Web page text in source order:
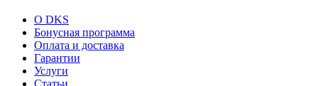
О DKS
Бонусная программа
Оплата и доставка
Гарантии
Услуги
Статьи